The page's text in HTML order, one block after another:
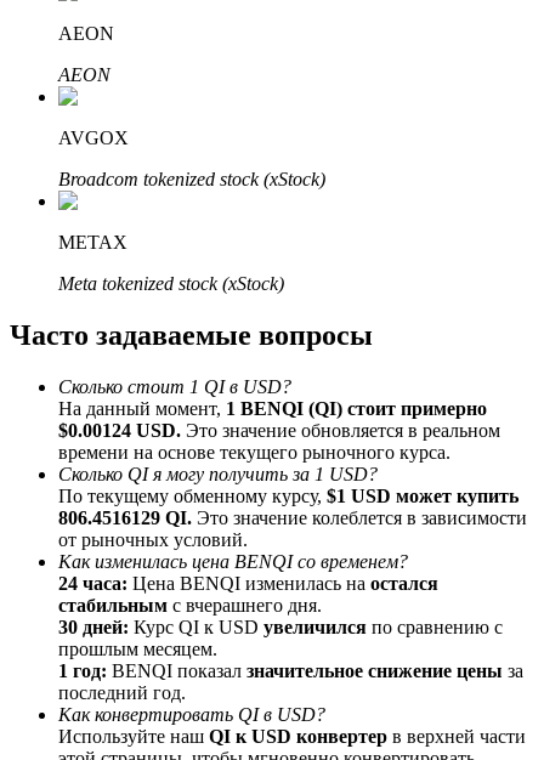
Партнеры Bitrue
До 65% комиссии!
Реферал
Пригласите друга, чтобы получить денежные
вознаграждения
Deposit CASHCAT & Win
AEON
AEON
AVGOX
Broadcom tokenized stock (xStock)
METAX
Meta tokenized stock (xStock)
Часто задаваемые вопросы
Сколько стоит 1 QI в USD?
На данный момент, 1 BENQI (QI) стоит примерно
$0.00124 USD. Это значение обновляется в реальном
времени на основе текущего рыночного курса.
Сколько QI я могу получить за 1 USD?
По текущему обменному курсу, $1 USD может купить
806.4516129 QI. Это значение колеблется в зависимости
от рыночных условий.
Как изменилась цена BENQI со временем?
24 часа: Цена BENQI изменилась на остался
стабильным с вчерашнего дня.
30 дней: Курс QI к USD увеличился по сравнению с
прошлым месяцем.
1 год: BENQI показал значительное снижение цены за
последний год.
Как конвертировать QI в USD?
Используйте наш QI к USD конвертер в верхней части